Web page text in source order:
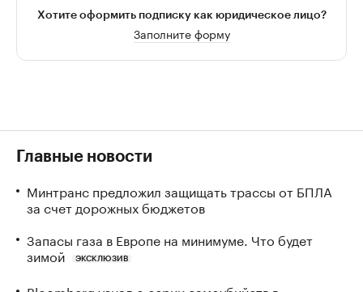
Хотите оформить подписку как юридическое лицо?
Заполните форму
Главные новости
Минтранс предложил защищать трассы от БПЛА
за счет дорожных бюджетов
Запасы газа в Европе на минимуме. Что будет
зимой
ЭКСКЛЮЗИВ